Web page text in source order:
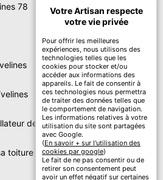
78
de fenetre de toit Yvelines
toiture Yvelines
Votre Artisan respecte
votre vie privée
Pour offrir les meilleures
expériences, nous utilisons des
technologies telles que les
cookies pour stocker et/ou
accéder aux informations des
appareils. Le fait de consentir à
ces technologies nous permettra
de traiter des données telles que
le comportement de navigation.
Les informations relatives à votre
utilisation du site sont partagées
avec Google.
(En savoir + sur l'utilisation des
cookies par google)
Le fait de ne pas consentir ou de
retirer son consentement peut
avoir un effet négatif sur certaines